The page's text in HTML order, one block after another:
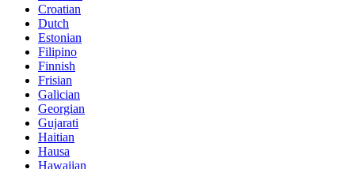
Croatian
Dutch
Estonian
Filipino
Finnish
Frisian
Galician
Georgian
Gujarati
Haitian
Hausa
Hawaiian